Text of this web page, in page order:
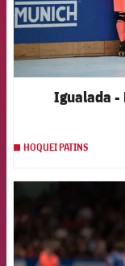
Igualada -
HOQUEI PATINS